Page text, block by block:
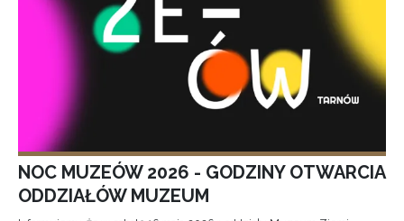
NOC MUZEÓW 2026 - GODZINY OTWARCIA
ODDZIAŁÓW MUZEUM